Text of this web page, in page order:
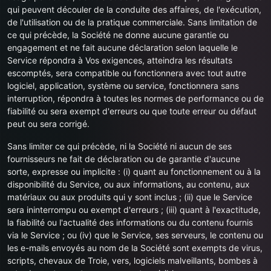
qui peuvent découler de la conduite des affaires, de l'exécution,
de l'utilisation ou de la pratique commerciale. Sans limitation de
ce qui précède, la Société ne donne aucune garantie ou
engagement et ne fait aucune déclaration selon laquelle le
Service répondra à Vos exigences, atteindra les résultats
escomptés, sera compatible ou fonctionnera avec tout autre
logiciel, application, système ou service, fonctionnera sans
interruption, répondra à toutes les normes de performance ou de
fiabilité ou sera exempt d'erreurs ou que toute erreur ou défaut
peut ou sera corrigé.
Sans limiter ce qui précède, ni la Société ni aucun de ses
fournisseurs ne fait de déclaration ou de garantie d'aucune
sorte, expresse ou implicite : (i) quant au fonctionnement ou à la
disponibilité du Service, ou aux informations, au contenu, aux
matériaux ou aux produits qui y sont inclus ; (ii) que le Service
sera ininterrompu ou exempt d'erreurs ; (iii) quant à l'exactitude,
la fiabilité ou l'actualité des informations ou du contenu fournis
via le Service ; ou (iv) que le Service, ses serveurs, le contenu ou
les e-mails envoyés au nom de la Société sont exempts de virus,
scripts, chevaux de Troie, vers, logiciels malveillants, bombes à